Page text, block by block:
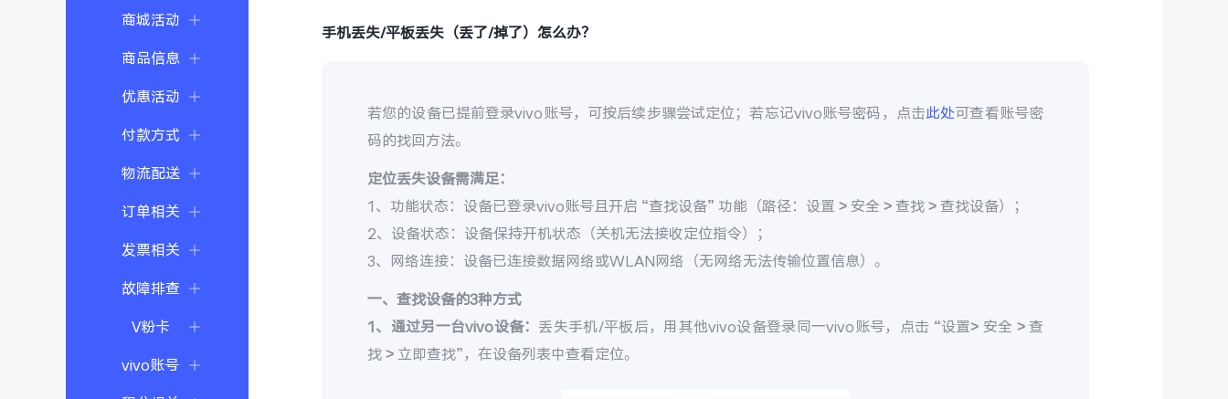
商城活动
商品信息
优惠活动
付款方式
物流配送
订单相关
发票相关
故障排查
V粉卡
vivo账号
手机丢失/平板丢失（丢了/掉了）怎么办？
若您的设备已提前登录vivo账号，可按后续步骤尝试定位；若忘记vivo账号密码，点击此处可查看账号密
码的找回方法。
定位丢失设备需满足：
1、功能状态：设备已登录vivo账号且开启 “查找设备” 功能（路径：设置 > 安全 > 查找 > 查找设备）；
2、设备状态：设备保持开机状态（关机无法接收定位指令）；
3、网络连接：设备已连接数据网络或WLAN网络（无网络无法传输位置信息）。
一、查找设备的3种方式
1、通过另一台vivo设备： 丢失手机/平板后，用其他vivo设备登录同一vivo账号，点击 “设置> 安全 > 查
找 > 立即查找”，在设备列表中查看定位。